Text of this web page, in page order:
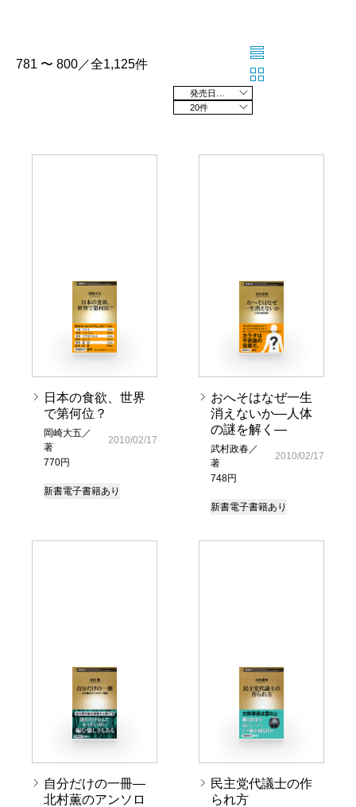
781 〜 800／全1,125件
20件
日本の食欲、世界
で第何位？
岡崎大五／
著
770円
2010/02/17
新書電子書籍あり
おへそはなぜ一生
消えないか―人体
の謎を解く―
武村政春／
著
748円
2010/02/17
新書電子書籍あり
自分だけの一冊―
北村薫のアンソロ
民主党代議士の作
られ方